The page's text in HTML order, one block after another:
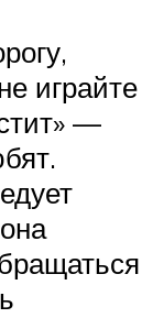
играйте
—